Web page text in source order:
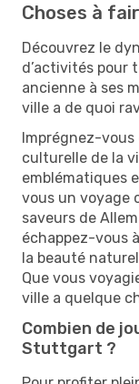
Choses à
Découvrez le
d’activités pour
ancienne à ses
ville a de quoi
Imprégnez-
culturelle de la
emblématiques
vous un voyage
saveurs de
échappez-vous
la beauté
Que vous
ville a quelque
Combien de
Stuttgart ?